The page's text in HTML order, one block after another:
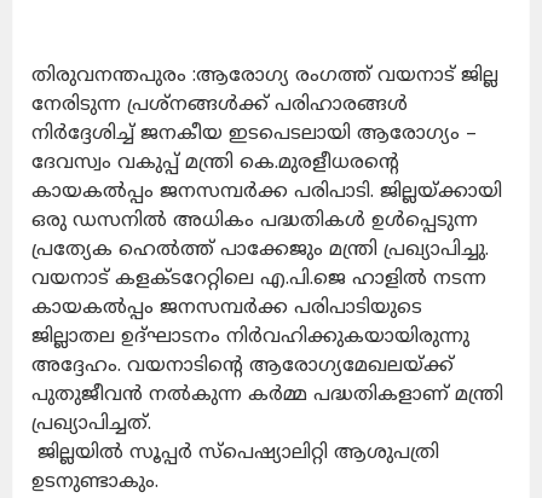
തിരുവനന്തപുരം :ആരോഗ്യ രംഗത്ത് വയനാട് ജില്ല
നേരിടുന്ന പ്രശ്നങ്ങൾക്ക് പരിഹാരങ്ങൾ
നിർദ്ദേശിച്ച് ജനകീയ ഇടപെടലായി ആരോഗ്യം –
ദേവസ്വം വകുപ്പ് മന്ത്രി കെ.മുരളീധരന്റെ
കായകൽപ്പം ജനസമ്പർക്ക പരിപാടി. ജില്ലയ്ക്കായി
ഒരു ഡസനിൽ അധികം പദ്ധതികൾ ഉൾപ്പെടുന്ന
പ്രത്യേക ഹെൽത്ത് പാക്കേജും മന്ത്രി പ്രഖ്യാപിച്ചു.
വയനാട് കളക്ടറേറ്റിലെ എ.പി.ജെ ഹാളിൽ നടന്ന
കായകൽപ്പം ജനസമ്പർക്ക പരിപാടിയുടെ
ജില്ലാതല ഉദ്ഘാടനം നിർവഹിക്കുകയായിരുന്നു
അദ്ദേഹം. വയനാടിന്റെ ആരോഗ്യമേഖലയ്ക്ക്
പുതുജീവൻ നൽകുന്ന കർമ്മ പദ്ധതികളാണ് മന്ത്രി
പ്രഖ്യാപിച്ചത്.
ജില്ലയിൽ സൂപ്പർ സ്‍പെഷ്യാലിറ്റി ആശുപത്രി
ഉടനുണ്ടാകും.